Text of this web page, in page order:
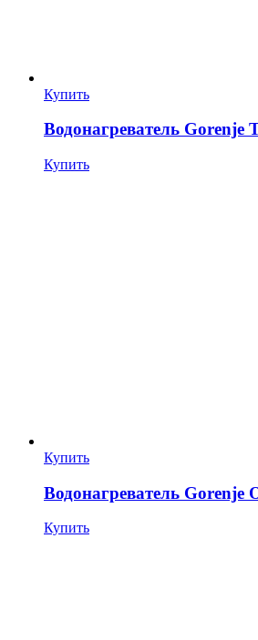
Купить
Водонагреватель Gorenje
Купить
Купить
Водонагреватель Gorenje
Купить